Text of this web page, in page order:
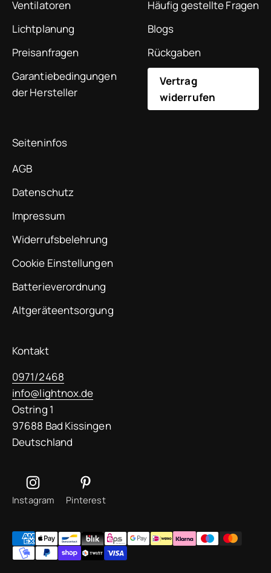
Ventilatoren
Lichtplanung
Preisanfragen
Garantiebedingungen
der Hersteller
Häufig gestellte Fragen
Blogs
Rückgaben
Vertrag
widerrufen
Seiteninfos
AGB
Datenschutz
Impressum
Widerrufsbelehrung
Cookie Einstellungen
Batterieverordnung
Altgeräteentsorgung
Kontakt
0971/2468
info@lightnox.de
Ostring 1
97688 Bad Kissingen
Deutschland
Instagram Pinterest